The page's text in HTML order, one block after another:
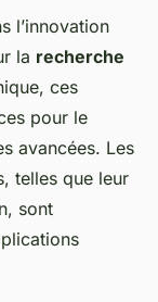
l’innovation
la recherche
ces
pour le
avancées. Les
telles que leur
sont